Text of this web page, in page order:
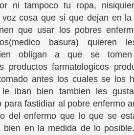
ni tampoco tu ropa,
cosa que si que dejan en la
que usar los pobres
basura) quieren
obligan a que se
productos farmatologicos
antes los cuales se los
iban bien tambien les
para fastidiar al pobre enfermo
del enfermo que lo que se
bien en la medida de lo